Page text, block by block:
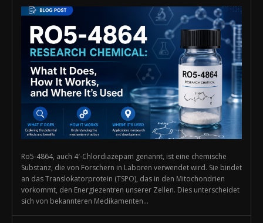
Ro5-4864, auch 4′-Chlordiazepam genannt, ist eine chemische
Substanz, die von Forschern in Laboren verwendet wird. Sie bindet
an das Translokatorprotein (TSPO), das in den Mitochondrien
vorkommt, den Energiezentren unserer Zellen. Dies unterscheidet
sich von bekannteren Medikamenten...